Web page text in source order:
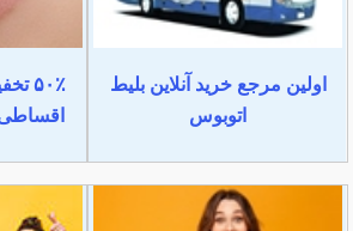
اولین مرجع خرید آنلاین بلیط
اتوبوس
۵۰٪